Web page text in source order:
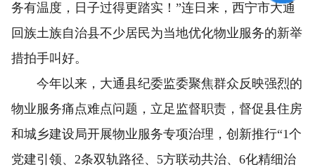
务有温度，日子过得更踏实！”连日来，西宁市大通
回族土族自治县不少居民为当地优化物业服务的新举
措拍手叫好。
今年以来，大通县纪委监委聚焦群众反映强烈的
物业服务痛点难点问题，立足监督职责，督促县住房
和城乡建设局开展物业服务专项治理，创新推行“1个
党建引领、2条双轨路径、5方联动共治、6化精细治